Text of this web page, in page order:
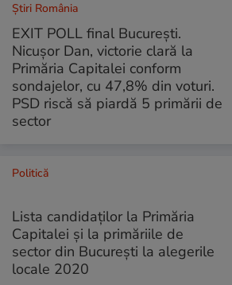
Știri România
EXIT POLL final București.
Nicușor Dan, victorie clară la
Primăria Capitalei conform
sondajelor, cu 47,8% din voturi.
PSD riscă să piardă 5 primării de
sector
Politică
Lista candidaților la Primăria
Capitalei și la primăriile de
sector din București la alegerile
locale 2020